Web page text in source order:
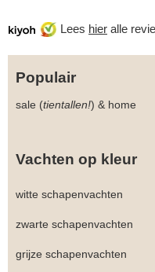
Lees hier alle
Populair
sale (tientallen!) & home
Vachten op kleur
witte schapenvachten
zwarte schapenvachten
grijze schapenvachten